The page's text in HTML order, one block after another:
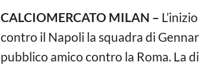
CALCIOMERCATO MILAN –
contro il Napoli la squadra di
pubblico amico contro la Roma. La